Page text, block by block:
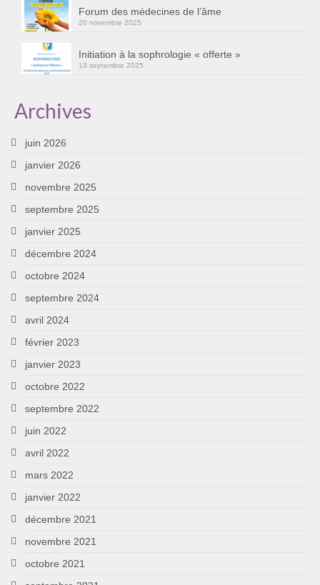
Sophrologie
Témoignages B
Prendre contact
Forum des médecines de l’âme
20 novembre 2025
Initiation à la sophrologie « offerte »
13 septembre 2025
Archives
juin 2026
janvier 2026
novembre 2025
septembre 2025
janvier 2025
décembre 2024
octobre 2024
septembre 2024
avril 2024
février 2023
janvier 2023
octobre 2022
septembre 2022
juin 2022
avril 2022
mars 2022
janvier 2022
décembre 2021
novembre 2021
octobre 2021